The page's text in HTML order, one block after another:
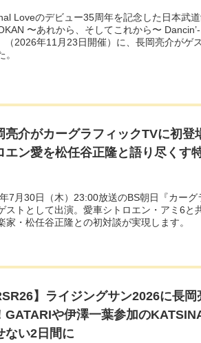
Loveのデビュー35周年を記念した日本武
〜あれから、そしてこれから〜
（2026年11月23日開催）に、長岡亮介がゲ
。
亮介がカーグラフィックTVに初登
エン愛を松任谷正隆と語り尽くす
7月30日（木）23:00放送のBS朝日『カー
ストとして出演。愛車シトロエン・アミ6と
家・松任谷正隆との初対談が実現します。
】ライジングサン2026に長
GATARIや伊澤一葉参加の
ない2日間に